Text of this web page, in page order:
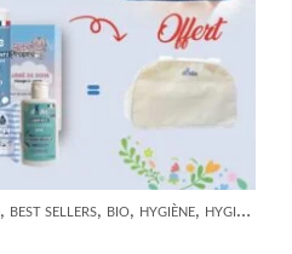
, BEST SELLERS, BIO, HYGIÈNE, HYGIÈNE BÉBÉ